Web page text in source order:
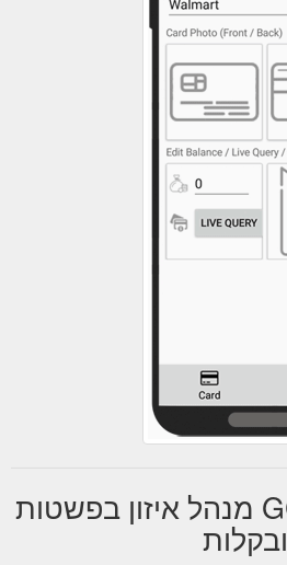
| אפליקציית GCB מנהל איזון בפשטות
ובקלות